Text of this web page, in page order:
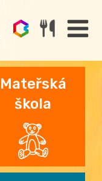
Mateřská
škola